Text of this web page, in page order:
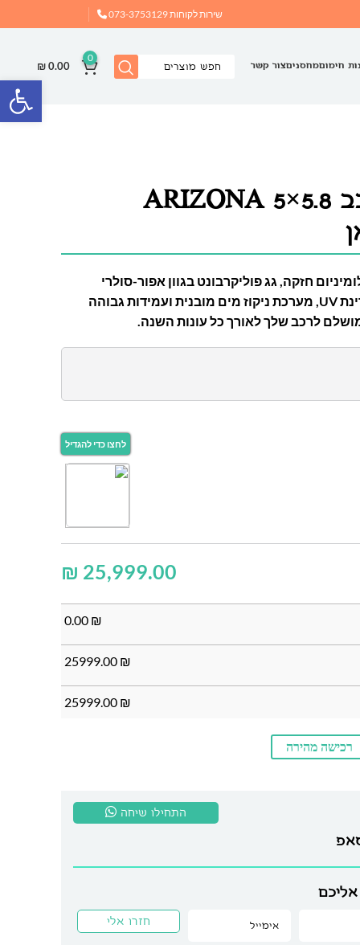
שירות לקוחות073-3753129
חימוםמחסניםצור קשר
0
₪0.00
חניה כפולה לרכב 5.8×5 ARIZONA
חזקה, גג פוליקרבונט בגוון אפור-סולרי
המספק הצללה והגנה מפני קרינת UV, מערכת ניקוז מים מובנית ועמידות גבוהה
לרכב שלך לאורך כל עונות השנה.
₪
₪
0.00
₪
25999.00
₪
25999.00
רכישה מהירה
התחילו שיחה
אליכם